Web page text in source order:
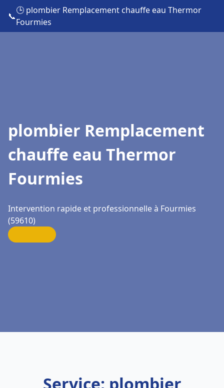
📞
🕒 plombier Remplacement chauffe eau Thermor
Fourmies
plombier Remplacement
chauffe eau Thermor
Fourmies
Intervention rapide et professionnelle à Fourmies
(59610)